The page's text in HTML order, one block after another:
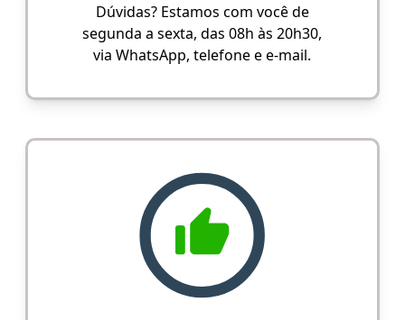
Dúvidas? Estamos com você de
segunda a sexta, das 08h às 20h30,
via WhatsApp, telefone e e-mail.